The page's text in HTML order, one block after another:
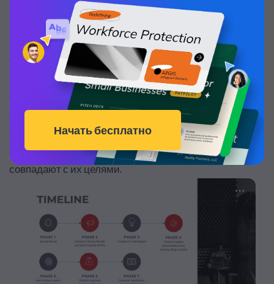
направлениям. Вместо того чтобы навязывать
команде поставленные вами цели, сделайте это
совместными усилиями. Потратьте время на
обсуждение целей проекта со своей командой и
заинтересованными сторонами. Не ограничивайте
свое общение людьми из своего отдела. Вы можете
обратиться к сотрудникам других отделов, таких как
отдел продаж, операционный отдел, финансовый
отдел и т.д., чтобы узнать, насколько ваши цели
совпадают с их целями.